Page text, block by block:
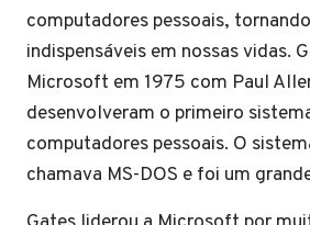
computadores pessoais,
indispensáveis em nossas vidas.
Microsoft em 1975 com Paul
desenvolveram o primeiro
computadores pessoais. O
chamava MS-DOS e foi um